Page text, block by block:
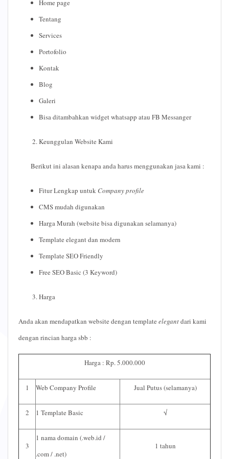
Home page
Tentang
Services
Portofolio
Kontak
Blog
Galeri
Bisa ditambahkan widget whatsapp atau FB Messanger
Keunggulan Website Kami
Berikut ini alasan kenapa anda harus menggunakan jasa kami :
Fitur Lengkap untuk Company profile
CMS mudah digunakan
Harga Murah (website bisa digunakan selamanya)
Template elegant dan modern
Template SEO Friendly
Free SEO Basic (3 Keyword)
Harga
Anda akan mendapatkan website dengan template elegantdari kami
dengan rincian harga sbb :
Harga : Rp. 5.000.000
1 Web Company Profile Jual Putus (selamanya)
2 1 Template Basic √
3
1 nama domain (.web.id /
.com / .net)
1 tahun